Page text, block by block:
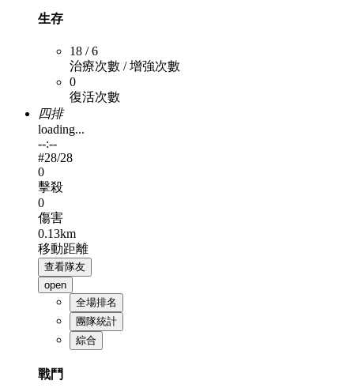
生存
18 / 6
治療次數 / 增強次數
0
復活次數
四排
loading...
--:--
#28/28
0
擊殺
0
傷害
0.13km
移動距離
查看隊友
open
全場排名
團隊統計
綜合
戰鬥